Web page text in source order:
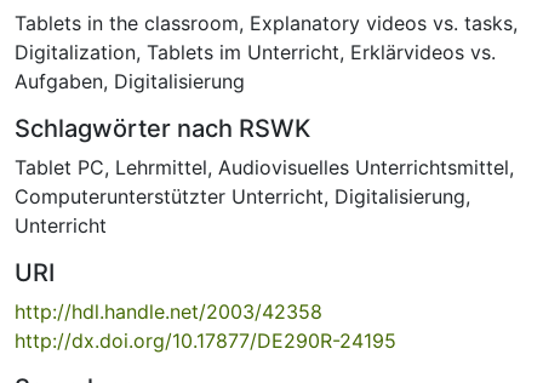
Tablets in the classroom, Explanatory videos vs. tasks,
Digitalization, Tablets im Unterricht, Erklärvideos vs.
Aufgaben, Digitalisierung
Schlagwörter nach RSWK
Tablet PC, Lehrmittel, Audiovisuelles Unterrichtsmittel,
Computerunterstützter Unterricht, Digitalisierung,
Unterricht
URI
http://hdl.handle.net/2003/42358
http://dx.doi.org/10.17877/DE290R-24195